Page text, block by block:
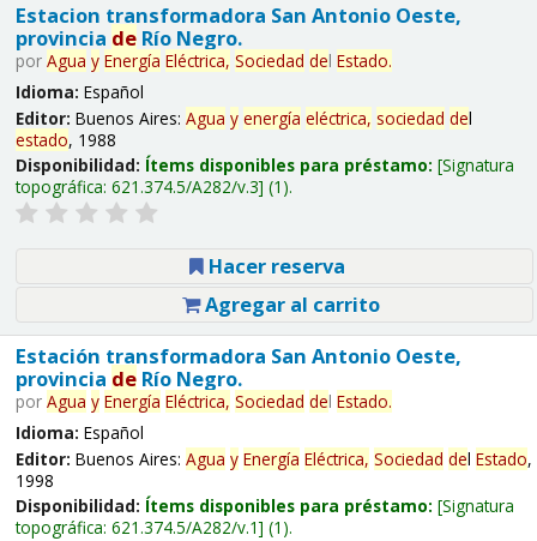
Estacion transformadora San Antonio Oeste,
provincia deRío Negro.
por Agua y Energía Eléctrica, Sociedad del Estado.
Idioma: Español
Editor: Buenos Aires: Agua y energía eléctrica, sociedad del
estado, 1988
Disponibilidad: Ítems disponibles para préstamo: Signatura
topográfica: 621.374.5/A282/v.3 (1).
Hacer reserva
Agregar al carrito
Estación transformadora San Antonio Oeste,
provincia deRío Negro.
por Agua y Energía Eléctrica, Sociedad del Estado.
Idioma: Español
Editor: Buenos Aires: Agua y Energía Eléctrica, Sociedad del Estado,
1998
Disponibilidad: Ítems disponibles para préstamo: Signatura
topográfica: 621.374.5/A282/v.1 (1).